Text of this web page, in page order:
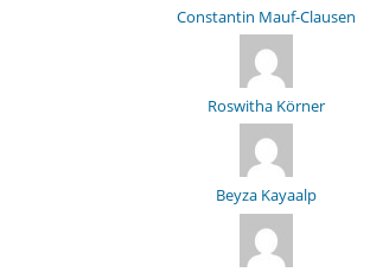
Constantin Mauf-Clausen
Roswitha Körner
Beyza Kayaalp